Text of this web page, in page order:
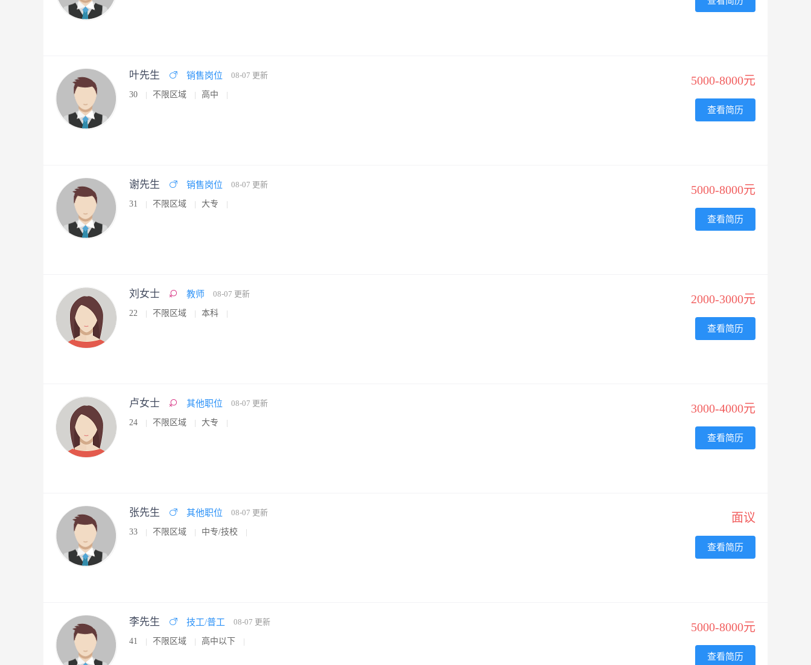
叶先生 销售岗位 08-07 更新
30 不限区域 高中
5000-8000元
查看简历
谢先生 销售岗位 08-07 更新
31 不限区域 大专
5000-8000元
查看简历
刘女士 教师 08-07 更新
22 不限区域 本科
2000-3000元
查看简历
卢女士 其他职位 08-07 更新
24 不限区域 大专
3000-4000元
查看简历
张先生 其他职位 08-07 更新
33 不限区域 中专/技校
面议
查看简历
李先生 技工/普工 08-07 更新
41 不限区域 高中以下
5000-8000元
查看简历